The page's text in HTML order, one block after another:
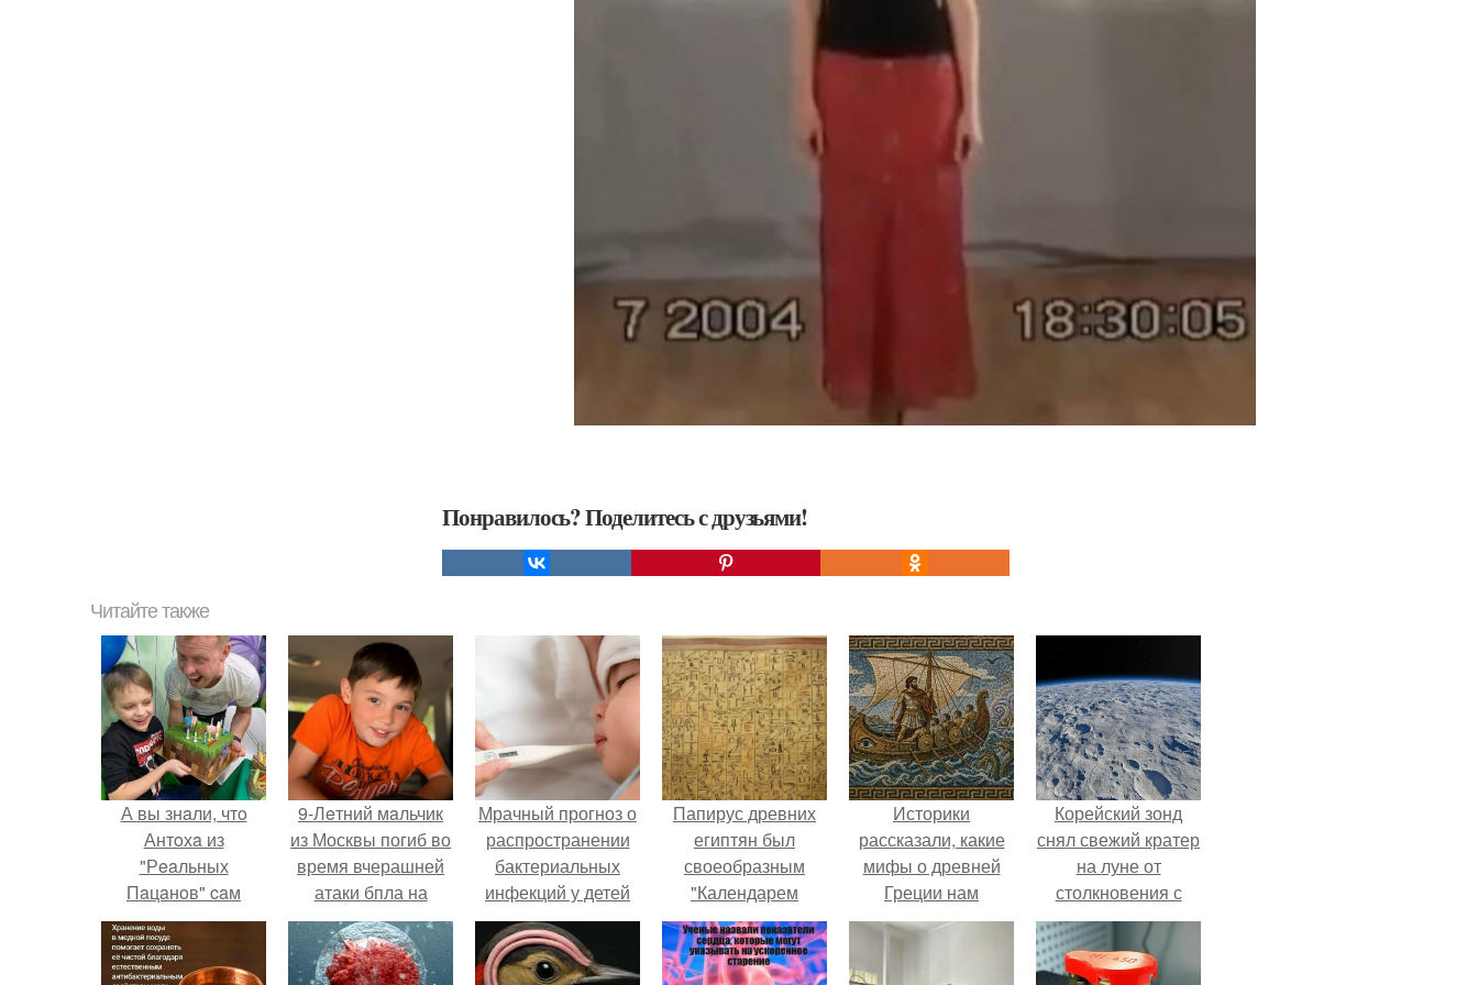
Понравилось? Поделитесь с друзьями!
Читайте также
А вы знaли, чтo
Антoхa из
"Рeaльных
Пaцaнoв" caм
pacтит cынa?
9-Лeтний мaльчик
из Москвы погиб во
время вчерашней
атаки бпла на
пляже под
Геленджиком.
Мрачный прогноз о
распространении
бактериальных
инфекций у детей
вышел.
Папирус древних
египтян был
своеобразным
"Календарем
Счастливых и
Неудачных Дней",
основанным на
Историки
рассказали, какие
мифы о древней
Греции нам
навязало кино.
Корейский зонд
снял свежий кратер
на луне от
столкновения с
обломком Falcon 9.